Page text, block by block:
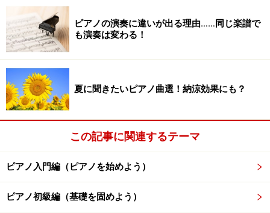
DVDやCD付の教材は、独習者にとって強い味方！大いに
利用しよう
自分の好きな時に、好きなペースですすめることが
できる
自分の好きな曲だけ選んで弾くことが出来る
レッスン料がかからないので経済的
独習は、なんといってもマイペースで進められることが
ら丁寧に解説された教材も多く出版されているので、自
ピアノの演奏に違いが出る理由……同じ楽譜で
も演奏は変わる！
夏に聞きたいピアノ曲選！納涼効果にも？
この記事に関連するテーマ
ピアノ入門編（ピアノを始めよう）
ピアノ初級編（基礎を固めよう）